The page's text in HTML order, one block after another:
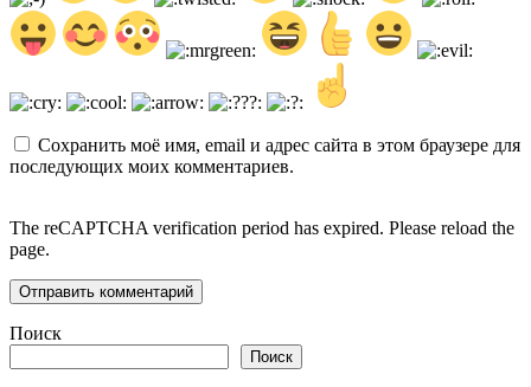
Сохранить моё имя, email и адрес сайта в этом браузере для
последующих моих комментариев.
The reCAPTCHA verification period has expired. Please reload the
page.
Поиск
Поиск